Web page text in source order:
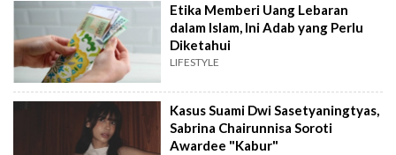
Etika Memberi Uang Lebaran
dalam Islam, Ini Adab yang Perlu
Diketahui
LIFESTYLE
Kasus Suami Dwi Sasetyaningtyas,
Sabrina Chairunnisa Soroti
Awardee "Kabur"